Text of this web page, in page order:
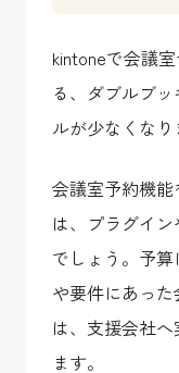
kintoneで会議
る、ダブルブ
ルが少なくなり
会議室予約機
は、プラグイ
でしょう。予
や要件にあっ
は、支援会社
ます。